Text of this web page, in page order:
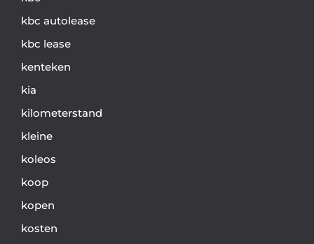
kbc autolease
kbc lease
kenteken
kia
kilometerstand
kleine
koleos
koop
kopen
kosten